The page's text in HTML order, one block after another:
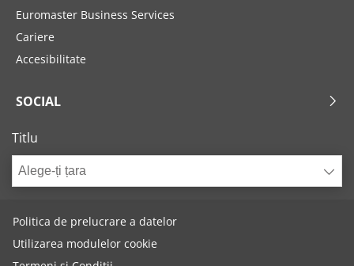
Euromaster Business Services
Cariere
Accesibilitate
SOCIAL
Titlu
Alege-ți țara
Politica de prelucrare a datelor
Utilizarea modulelor cookie